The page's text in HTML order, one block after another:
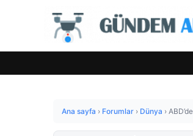
Ana sayfa › Forumlar › Dünya ›